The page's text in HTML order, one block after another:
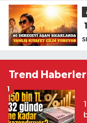
Trend Haberler
1